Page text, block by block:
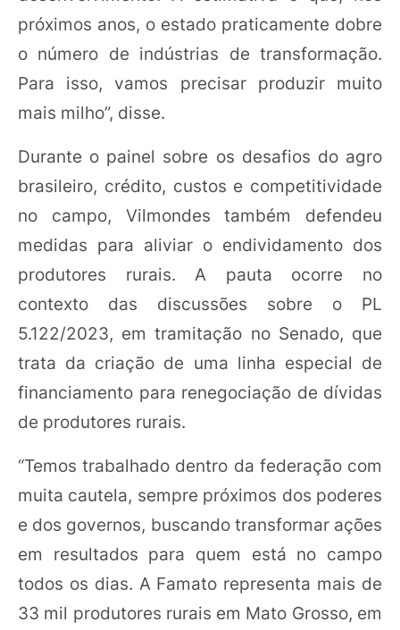
próximos anos, o estado praticamente dobre
o número de indústrias de transformação.
Para isso, vamos precisar produzir muito
mais milho”, disse.
Durante o painel sobre os desafios do agro
brasileiro, crédito, custos e competitividade
no campo, Vilmondes também defendeu
medidas para aliviar o endividamento dos
produtores rurais. A pauta ocorre no
contexto das discussões sobre o PL
5.122/2023, em tramitação no Senado, que
trata da criação de uma linha especial de
financiamento para renegociação de dívidas
de produtores rurais.
“Temos trabalhado dentro da federação com
muita cautela, sempre próximos dos poderes
e dos governos, buscando transformar ações
em resultados para quem está no campo
todos os dias. A Famato representa mais de
33 mil produtores rurais em Mato Grosso, em